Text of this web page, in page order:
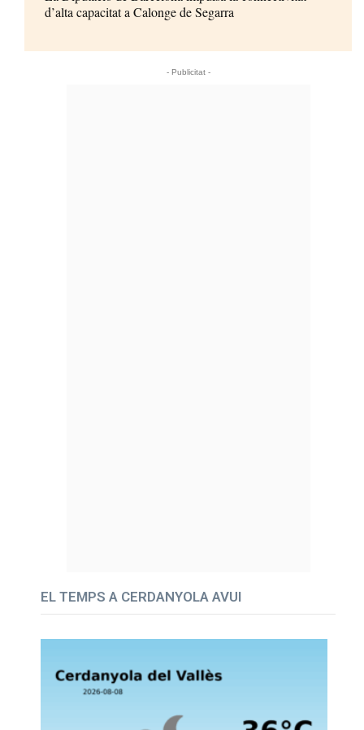
d’alta capacitat a Calonge de Segarra
- Publicitat -
EL TEMPS A CERDANYOLA AVUI